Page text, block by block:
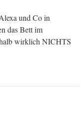
und Co in
das Bett im
wirklich NICHTS